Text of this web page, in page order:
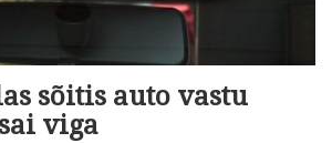
sõitis auto vastu
viga